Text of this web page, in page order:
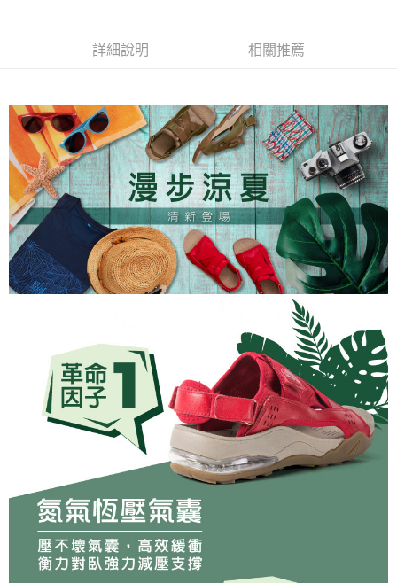
詳細說明 相關推薦